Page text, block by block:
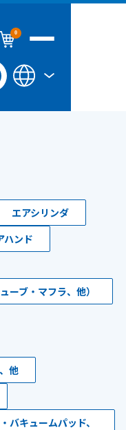
0
エアシリンダ
ハンド
ーブ・マフラ、他）
他
バキュームパッド、